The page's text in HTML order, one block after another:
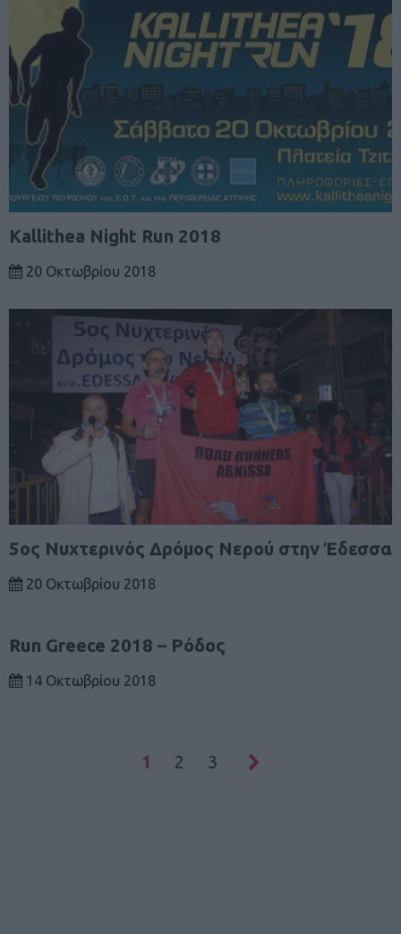
Kallithea Night Run 2018
20 Οκτωβρίου 2018
5ος Νυχτερινός Δρόμος Νερού στην Έδεσσα
20 Οκτωβρίου 2018
Run Greece 2018 – Ρόδος
14 Οκτωβρίου 2018
1 2 3